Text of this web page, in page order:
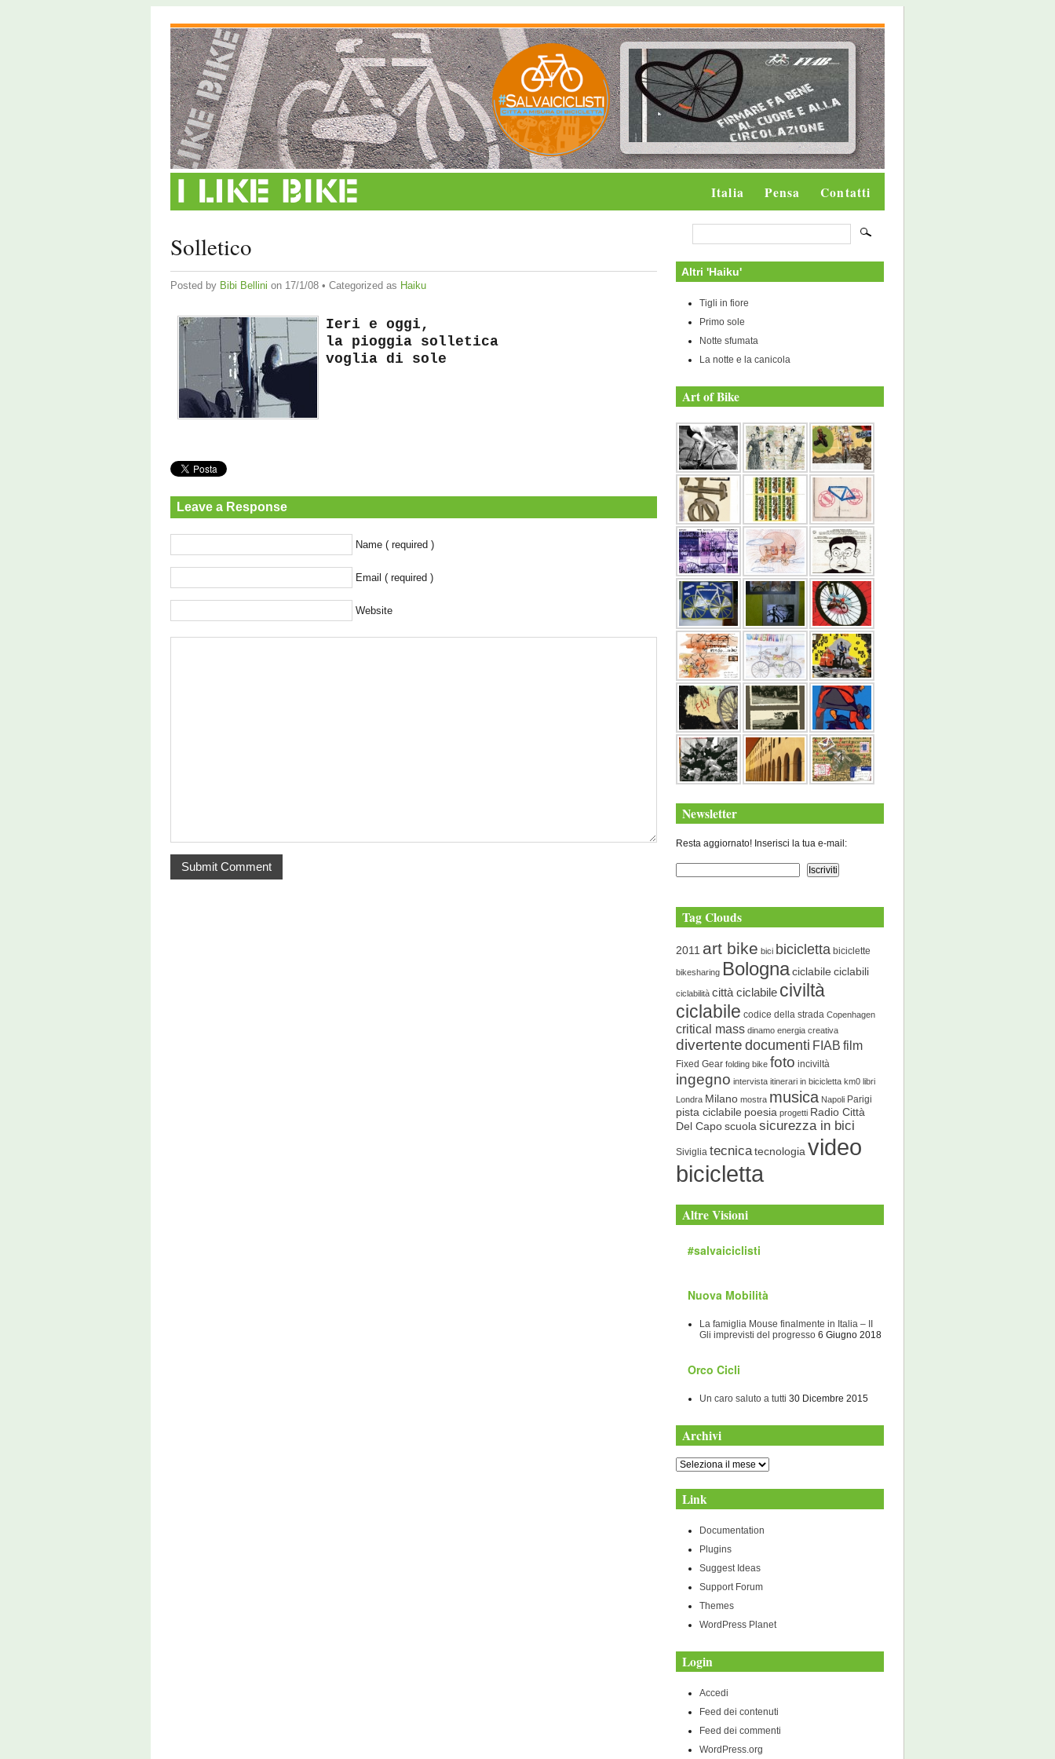
Italia Pensa Contatti
Solletico
Posted by Bibi Bellini on 17/1/08 • Categorized as Haiku
Ieri e oggi,
la pioggia solletica
voglia di sole
Leave a Response
Name ( required )
Email ( required )
Website
Altri 'Haiku'
Tigli in fiore
Primo sole
Notte sfumata
La notte e la canicola
Art of Bike
Newsletter
Resta aggiornato! Inserisci la tua e-mail:
Tag Clouds
2011 art bike bici bicicletta biciclette
bikesharing Bolognaciclabile ciclabili
ciclabilità città ciclabile civiltà
ciclabile codice della strada Copenhagen
critical mass dinamo energia creativa
divertentedocumenti FIAB film
Fixed Gear folding bike foto inciviltà
ingegno intervista itinerari in bicicletta km0 libri
Londra Milano mostra musica Napoli Parigi
pista ciclabile poesia progetti Radio Città
Del Capo scuolasicurezza in bici
Siviglia tecnicatecnologiavideo
bicicletta
Altre Visioni
#salvaiciclisti
Nuova Mobilità
La famiglia Mouse finalmente in Italia – II
Gli imprevisti del progresso 6 Giugno 2018
Orco Cicli
Un caro saluto a tutti 30 Dicembre 2015
Archivi
Archivi
Link
Documentation
Plugins
Suggest Ideas
Support Forum
Themes
WordPress Planet
Login
Accedi
Feed dei contenuti
Feed dei commenti
WordPress.org